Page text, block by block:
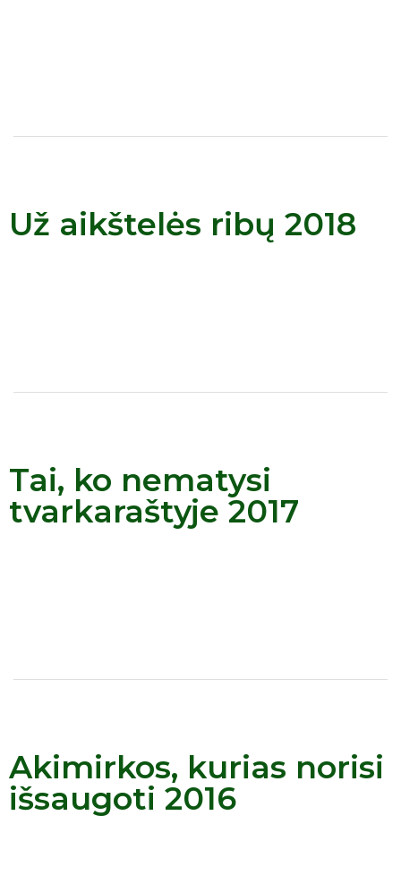
Už aikštelės ribų 2018
Tai, ko nematysi
tvarkaraštyje 2017
Akimirkos, kurias norisi
išsaugoti 2016